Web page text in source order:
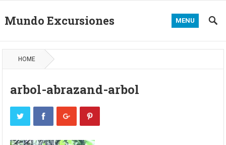
Mundo Excursiones MENU
HOME
arbol-abrazand-arbol